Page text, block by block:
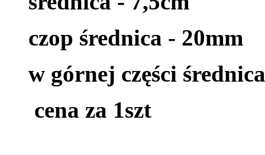
czop średnica - 20mm
w górnej części
cena za 1szt